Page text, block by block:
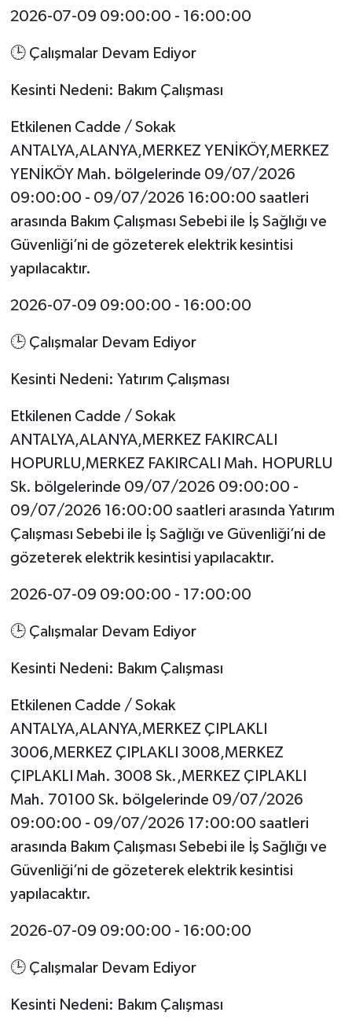
2026-07-09 09:00:00 - 16:00:00
🕒 Çalışmalar Devam Ediyor
Kesinti Nedeni: Bakım Çalışması
Etkilenen Cadde / Sokak
ANTALYA,ALANYA,MERKEZ YENİKÖY,MERKEZ
YENİKÖY Mah. bölgelerinde 09/07/2026
09:00:00 - 09/07/2026 16:00:00 saatleri
arasında Bakım Çalışması Sebebi ile İş Sağlığı ve
Güvenliği’ni de gözeterek elektrik kesintisi
yapılacaktır.
2026-07-09 09:00:00 - 16:00:00
🕒 Çalışmalar Devam Ediyor
Kesinti Nedeni: Yatırım Çalışması
Etkilenen Cadde / Sokak
ANTALYA,ALANYA,MERKEZ FAKIRCALI
HOPURLU,MERKEZ FAKIRCALI Mah. HOPURLU
Sk. bölgelerinde 09/07/2026 09:00:00 -
09/07/2026 16:00:00 saatleri arasında Yatırım
Çalışması Sebebi ile İş Sağlığı ve Güvenliği’ni de
gözeterek elektrik kesintisi yapılacaktır.
2026-07-09 09:00:00 - 17:00:00
🕒 Çalışmalar Devam Ediyor
Kesinti Nedeni: Bakım Çalışması
Etkilenen Cadde / Sokak
ANTALYA,ALANYA,MERKEZ ÇIPLAKLI
3006,MERKEZ ÇIPLAKLI 3008,MERKEZ
ÇIPLAKLI Mah. 3008 Sk.,MERKEZ ÇIPLAKLI
Mah. 70100 Sk. bölgelerinde 09/07/2026
09:00:00 - 09/07/2026 17:00:00 saatleri
arasında Bakım Çalışması Sebebi ile İş Sağlığı ve
Güvenliği’ni de gözeterek elektrik kesintisi
yapılacaktır.
2026-07-09 09:00:00 - 16:00:00
🕒 Çalışmalar Devam Ediyor
Kesinti Nedeni: Bakım Çalışması